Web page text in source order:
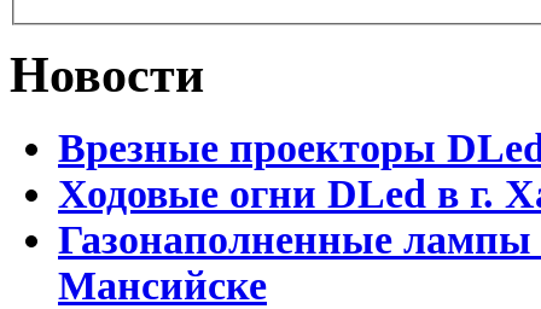
Новости
Врезные проекторы
Ходовые огни DLed в г.
Газонаполненные
Мансийске